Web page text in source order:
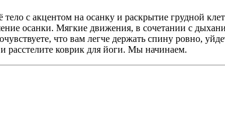
с акцентом на осанку и раскрытие грудной
осанки. Мягкие движения, в сочетании с
что вам легче держать спину ровно,
расстелите коврик для йоги. Мы начинаем.